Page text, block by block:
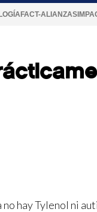
FACT-ALIANZAS
hay Tylenol ni